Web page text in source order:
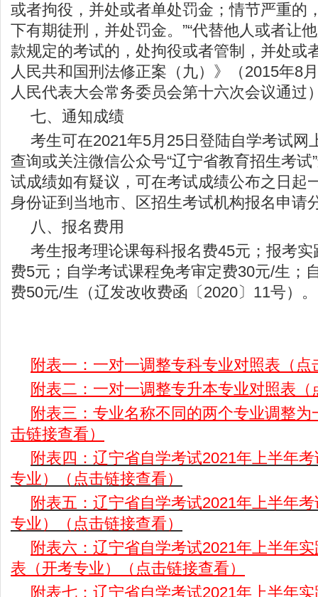
或者拘役，并处或者单处罚金；情节严重的
下有期徒刑，并处罚金。”“代替他人或者让
款规定的考试的，处拘役或者管制，并处或
人民共和国刑法修正案（九）》（2015年8
人民代表大会常务委员会第十六次会议通过
七、通知成绩
考生可在2021年5月25日登陆自学考试网
查询或关注微信公众号“辽宁省教育招生考试
试成绩如有疑议，可在考试成绩公布之日起
身份证到当地市、区招生考试机构报名申请
八、报名费用
考生报考理论课每科报名费45元；报考
费5元；自学考试课程免考审定费30元/生；
费50元/生（辽发改收费函〔2020〕11号）。
附表一：一对一调整专科专业对照表（点
附表二：一对一调整专升本专业对照表（
附表三：专业名称不同的两个专业调整
击链接查看）
附表四： 辽宁省自学考试2021年上半年
专业）
（点击链接查看）
附表五： 辽宁省自学考试2021年上半年
专业）（点击链接查看）
附表六：辽宁省自学考试2021年上半年
表（开考专业）（点击链接查看）
附表七：辽宁省自学考试2021年上半年